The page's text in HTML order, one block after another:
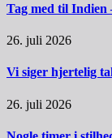
Tag med til Indien
26. juli 2026
Vi siger hjertelig
26. juli 2026